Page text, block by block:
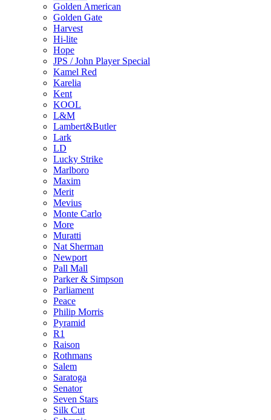
Golden American
Golden Gate
Harvest
Hi-lite
Hope
JPS / John Player Special
Kamel Red
Karelia
Kent
KOOL
L&M
Lambert&Butler
Lark
LD
Lucky Strike
Marlboro
Maxim
Merit
Mevius
Monte Carlo
More
Muratti
Nat Sherman
Newport
Pall Mall
Parker & Simpson
Parliament
Peace
Philip Morris
Pyramid
R1
Raison
Rothmans
Salem
Saratoga
Senator
Seven Stars
Silk Cut